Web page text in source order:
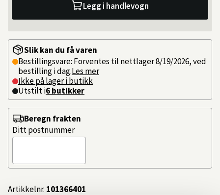
Legg i handlevogn
Slik kan du få varen
Bestillingsvare: Forventes til nettlager 8/19/2026, ved
bestilling i dag.Les mer
Ikke på lager i butikk
Utstilt i6butikker
Artikkelnr. 101366401
Beregn frakten
Ditt postnummer